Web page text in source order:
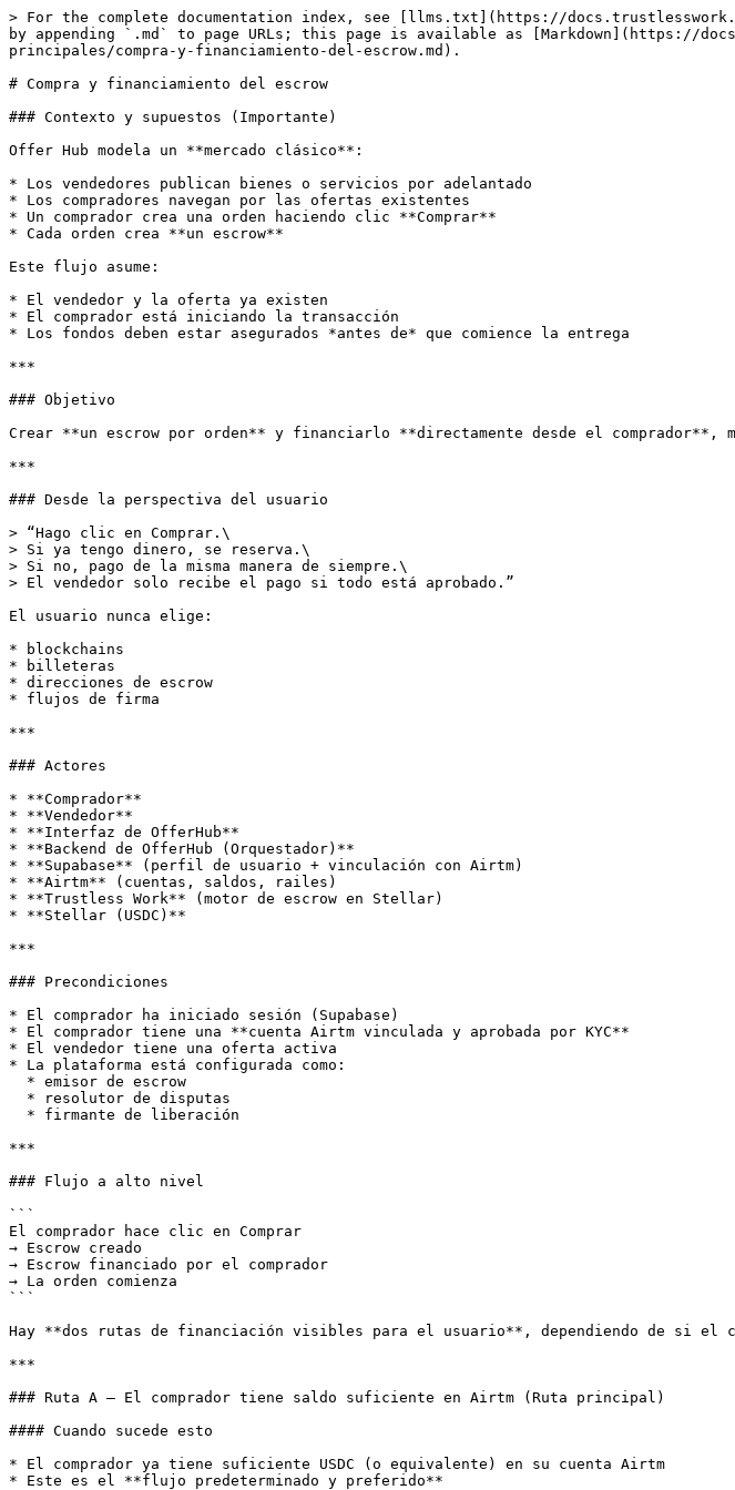
> For the complete documentation index, see [llms.txt](https://
by appending `.md` to page URLs; this page is available as [Markdown](https://
principales/compra-y-financiamiento-del-escrow.md).
# Compra y financiamiento del escrow
### Contexto y supuestos (Importante)
Offer Hub modela un **mercado clásico**:
* Los vendedores publican bienes o servicios por adelantado
* Los compradores navegan por las ofertas existentes
* Un comprador crea una orden haciendo clic **Comprar**
* Cada orden crea **un escrow**
Este flujo asume:
* El vendedor y la oferta ya existen
* El comprador está iniciando la transacción
* Los fondos deben estar asegurados *antes de* que comience la entrega
***
### Objetivo
Crear **un escrow por orden** y financiarlo **directamente desde el comprador**,
***
### Desde la perspectiva del usuario
> “Hago clic en Comprar.\
> Si ya tengo dinero, se reserva.\
> Si no, pago de la misma manera de siempre.\
> El vendedor solo recibe el pago si todo está aprobado.”
El usuario nunca elige:
* blockchains
* billeteras
* direcciones de escrow
* flujos de firma
***
### Actores
* **Comprador**
* **Vendedor**
* **Interfaz de OfferHub**
* **Backend de OfferHub (Orquestador)**
* **Supabase** (perfil de usuario + vinculación con Airtm)
* **Airtm** (cuentas, saldos, railes)
* **Trustless Work** (motor de escrow en Stellar)
* **Stellar (USDC)**
***
### Precondiciones
* El comprador ha iniciado sesión (Supabase)
* El comprador tiene una **cuenta Airtm vinculada y aprobada por KYC**
* El vendedor tiene una oferta activa
* La plataforma está configurada como:
***
### Flujo a alto nivel
```
El comprador hace clic en Comprar
→ Escrow creado
→ Escrow financiado por el comprador
→ La orden comienza
```
Hay **dos rutas de financiación visibles para el usuario**, dependiendo de si el
***
### Ruta A — El comprador tiene saldo suficiente en Airtm (Ruta principal)
#### Cuando sucede esto
* El comprador ya tiene suficiente USDC (o equivalente) en su cuenta Airtm
* Este es el **flujo predeterminado y preferido**